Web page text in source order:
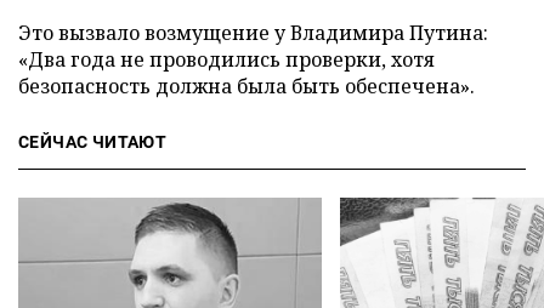
Это вызвало возмущение у Владимира Путина:
«Два года не проводились проверки, хотя
безопасность должна была быть обеспечена».
СЕЙЧАС ЧИТАЮТ